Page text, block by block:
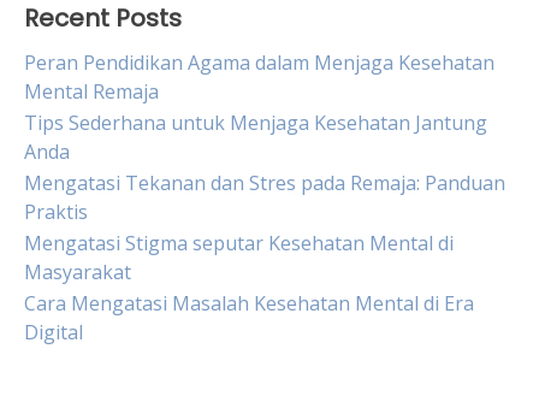
Recent Posts
Peran Pendidikan Agama dalam Menjaga Kesehatan
Mental Remaja
Tips Sederhana untuk Menjaga Kesehatan Jantung
Anda
Mengatasi Tekanan dan Stres pada Remaja: Panduan
Praktis
Mengatasi Stigma seputar Kesehatan Mental di
Masyarakat
Cara Mengatasi Masalah Kesehatan Mental di Era
Digital